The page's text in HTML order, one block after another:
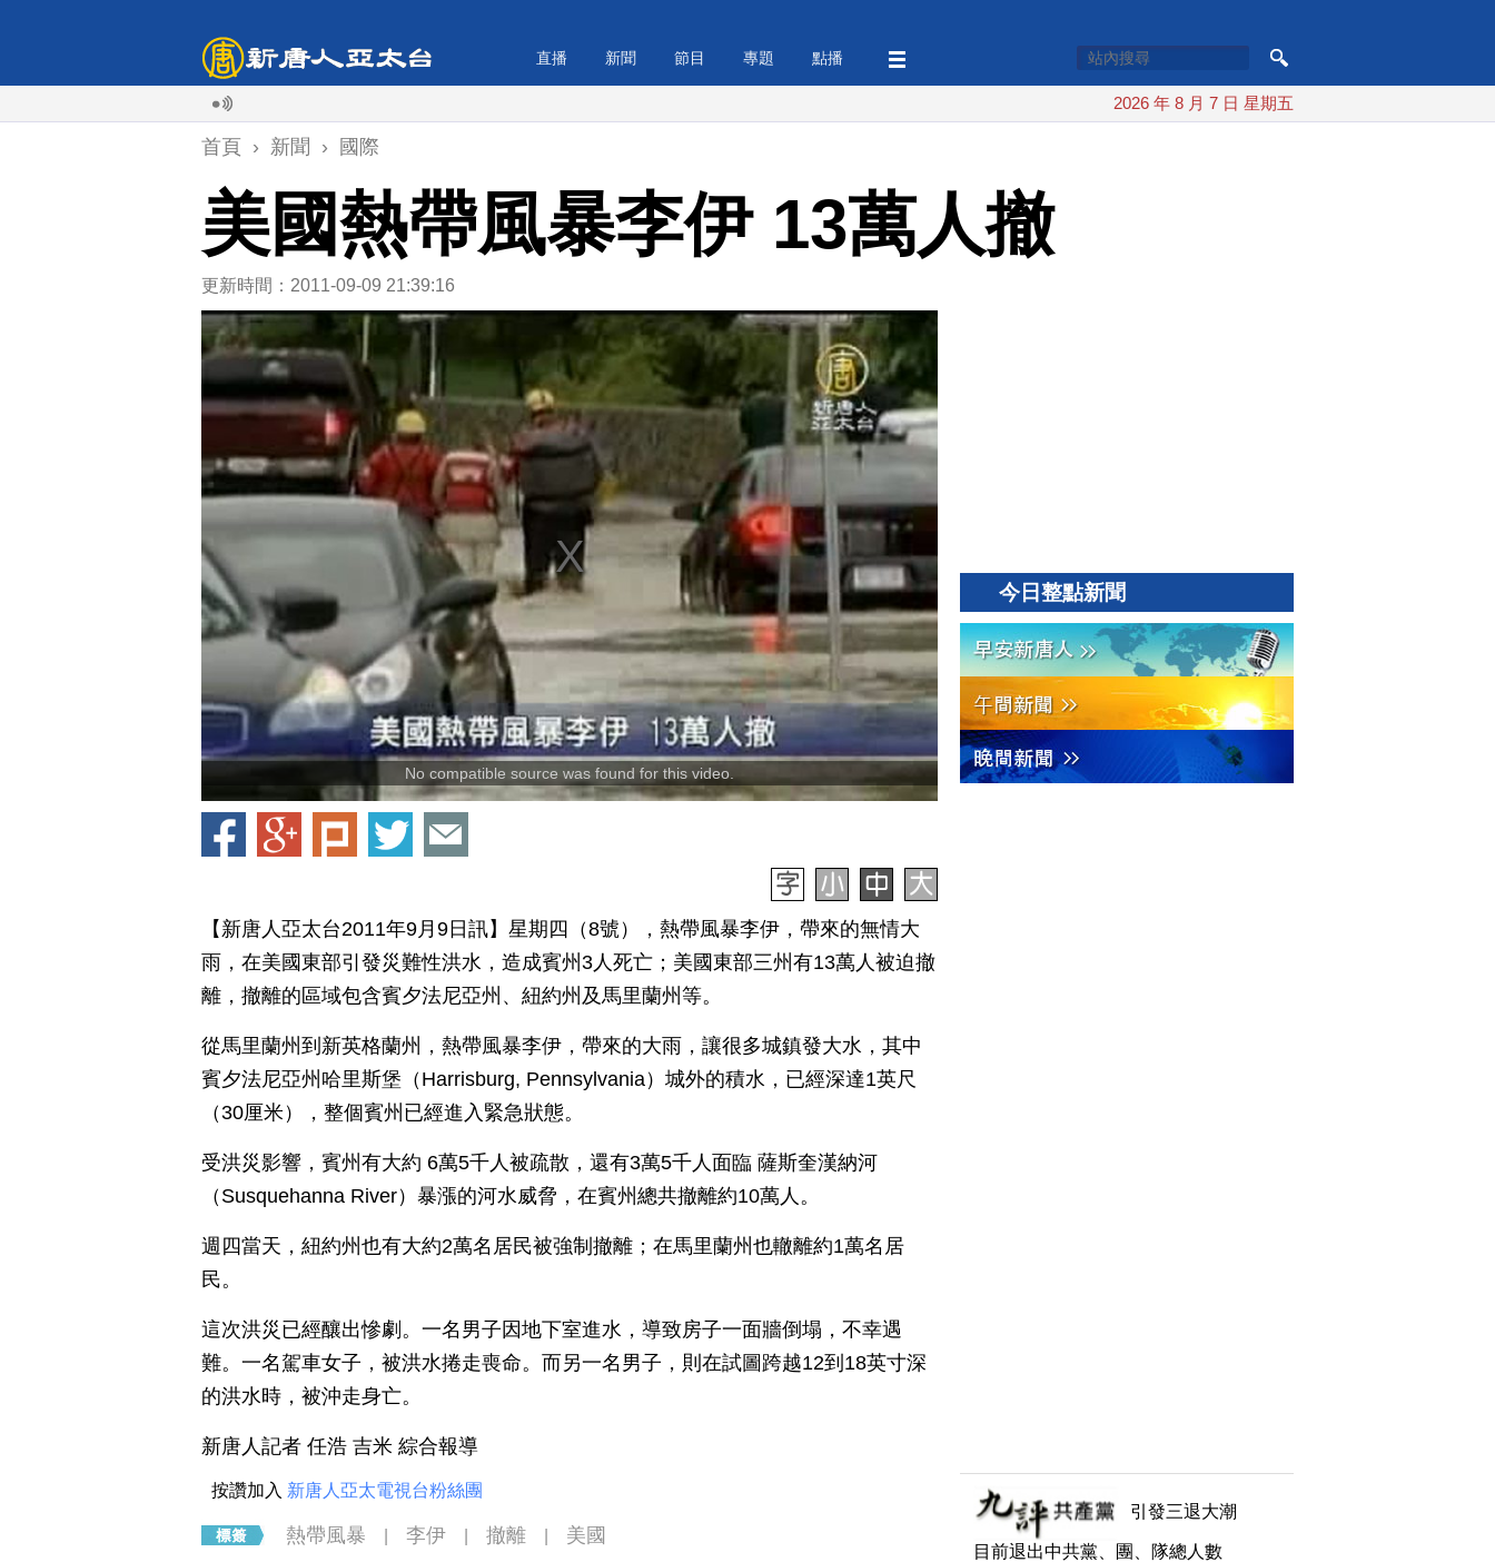
直播 新聞 節目 專題 點播
2026 年 8 月 7 日 星期五
首頁 › 新聞 › 國際
美國熱帶風暴李伊 13萬人撤
更新時間：2011-09-09 21:39:16
No compatible source was found for this video.
【新唐人亞太台2011年9月9日訊】星期四（8號），熱帶風暴李伊，帶來的無情大
雨，在美國東部引發災難性洪水，造成賓州3人死亡；美國東部三州有13萬人被迫撤
離，撤離的區域包含賓夕法尼亞州、紐約州及馬里蘭州等。
從馬里蘭州到新英格蘭州，熱帶風暴李伊，帶來的大雨，讓很多城鎮發大水，其中
賓夕法尼亞州哈里斯堡（Harrisburg, Pennsylvania）城外的積水，已經深達1英尺
（30厘米），整個賓州已經進入緊急狀態。
受洪災影響，賓州有大約 6萬5千人被疏散，還有3萬5千人面臨 薩斯奎漢納河
（Susquehanna River）暴漲的河水威脅，在賓州總共撤離約10萬人。
週四當天，紐約州也有大約2萬名居民被強制撤離；在馬里蘭州也轍離約1萬名居
民。
這次洪災已經釀出慘劇。一名男子因地下室進水，導致房子一面牆倒塌，不幸遇
難。一名駕車女子，被洪水捲走喪命。而另一名男子，則在試圖跨越12到18英寸深
的洪水時，被沖走身亡。
新唐人記者 任浩 吉米 綜合報導
按讚加入 新唐人亞太電視台粉絲團
熱帶風暴 李伊 撤離 美國
今日整點新聞
引發三退大潮
目前退出中共黨、團、隊總人數